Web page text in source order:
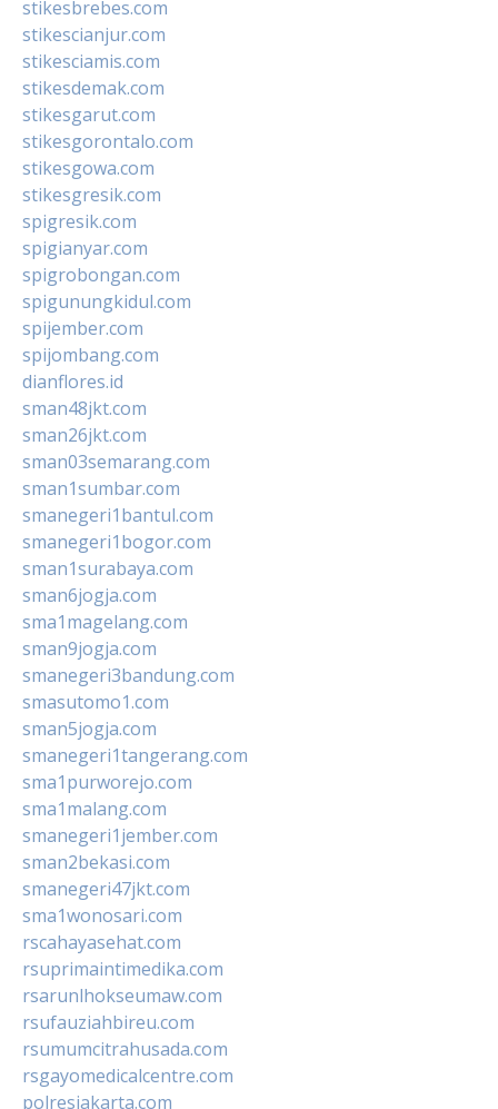
stikesbrebes.com
stikescianjur.com
stikesciamis.com
stikesdemak.com
stikesgarut.com
stikesgorontalo.com
stikesgowa.com
stikesgresik.com
spigresik.com
spigianyar.com
spigrobongan.com
spigunungkidul.com
spijember.com
spijombang.com
dianflores.id
sman48jkt.com
sman26jkt.com
sman03semarang.com
sman1sumbar.com
smanegeri1bantul.com
smanegeri1bogor.com
sman1surabaya.com
sman6jogja.com
sma1magelang.com
sman9jogja.com
smanegeri3bandung.com
smasutomo1.com
sman5jogja.com
smanegeri1tangerang.com
sma1purworejo.com
sma1malang.com
smanegeri1jember.com
sman2bekasi.com
smanegeri47jkt.com
sma1wonosari.com
rscahayasehat.com
rsuprimaintimedika.com
rsarunlhokseumaw.com
rsufauziahbireu.com
rsumumcitrahusada.com
rsgayomedicalcentre.com
polresjakarta.com